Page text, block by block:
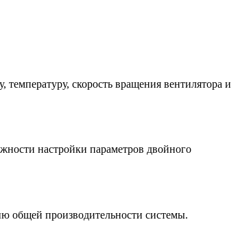
скорость вращения вентилятора и
настройки параметров двойного
общей производительности системы.